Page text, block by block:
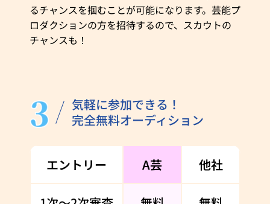
るチャンスを掴むことが可能になります。芸能プ
ロダクションの方を招待するので、スカウトの
チャンスも！
気軽に参加できる！
完全無料オーディション​
エントリー A芸 他社